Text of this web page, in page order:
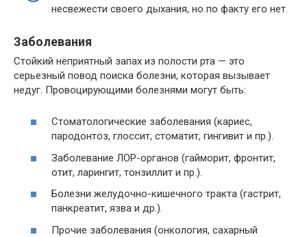
несвежести своего дыхания, но по факту его нет.
Заболевания
Стойкий неприятный запах из полости рта — это
серьезный повод поиска болезни, которая вызывает
недуг. Провоцирующими болезнями могут быть:
Стоматологические заболевания (кариес,
пародонтоз, глоссит, стоматит, гингивит и пр.).
Заболевание ЛОР-органов (гайморит, фронтит,
отит, ларингит, тонзиллит и пр.).
Болезни желудочно-кишечного тракта (гастрит,
панкреатит, язва и др.).
Прочие заболевания (онкология, сахарный